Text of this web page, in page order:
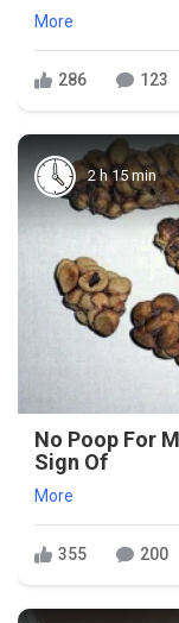
More
286 123
2 h 15 min
No Poop For
Sign Of
More
355 200